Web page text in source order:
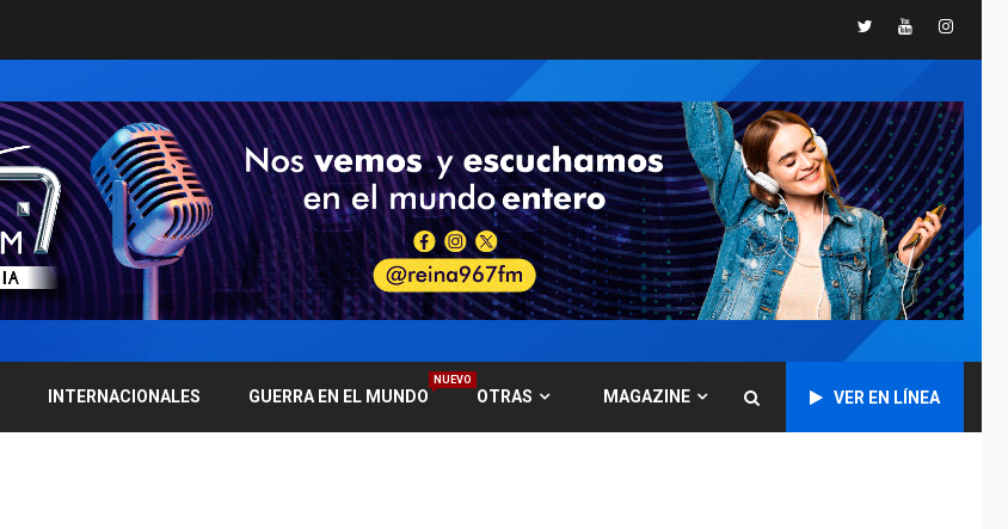
TwitterYoutube
INTERNACIONALES GUERRA EN EL MUNDO
NUEVO
OTRAS MAGAZINE VER EN LÍNEA
5
controles fronterizos
a Italia
6
INTERNACIONALES
TITULARES
ÚLTIMA HORA
Arabia Saudita,
Turquía y Pakistán
firman pacto de
defensa
LATINOAMÉRICA Y CARIBE
TITULARES
ÚLTIMA HORA
De la Espriella jura
Colombia